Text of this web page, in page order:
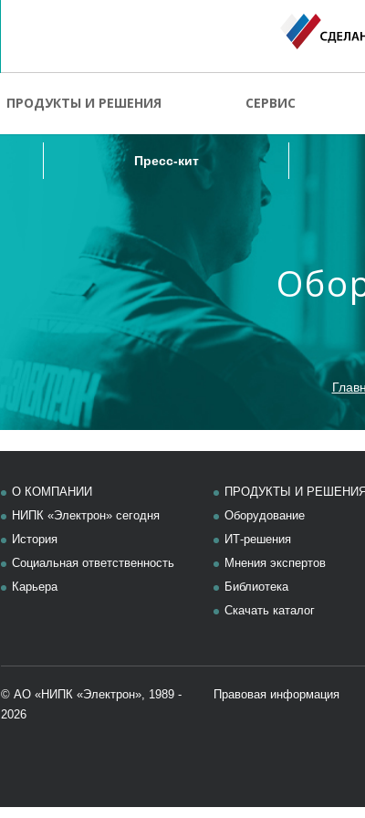
ПРОДУКТЫ И РЕШЕНИЯ СЕРВИС
Пресс-кит
Пресс-кит
О КОМПАНИИ
НИПК «Электрон» сегодня
История
Социальная ответственность
Карьера
ПРОДУКТЫ И РЕШЕНИЯ
Оборудование
ИТ-решения
Мнения экспертов
Библиотека
Скачать каталог
© АО «НИПК «Электрон», 1989 -
2026
Правовая информация